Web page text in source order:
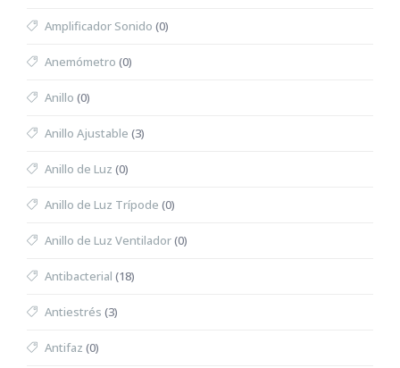
Amplificador Sonido (0)
Anemómetro (0)
Anillo (0)
Anillo Ajustable (3)
Anillo de Luz (0)
Anillo de Luz Trípode (0)
Anillo de Luz Ventilador(0)
Antibacterial (18)
Antiestrés (3)
Antifaz (0)